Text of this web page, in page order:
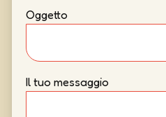
Oggetto
Il tuo messaggio